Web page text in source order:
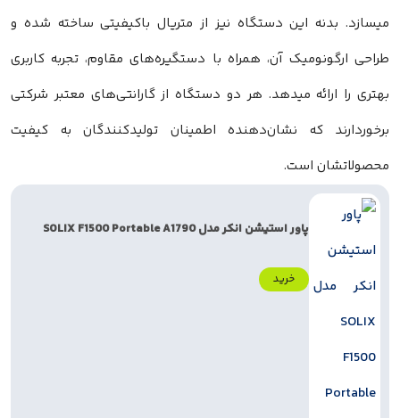
میسازد. بدنه این دستگاه نیز از متریال باکیفیتی ساخته شده و
طراحی ارگونومیک آن، همراه با دستگیره‌های مقاوم، تجربه کاربری
بهتری را ارائه میدهد. هر دو دستگاه از گارانتی‌های معتبر شرکتی
برخوردارند که نشان‌دهنده اطمینان تولیدکنندگان به کیفیت
محصولاتشان است.
پاور استیشن انکر مدل SOLIX F1500 Portable A1790
خرید